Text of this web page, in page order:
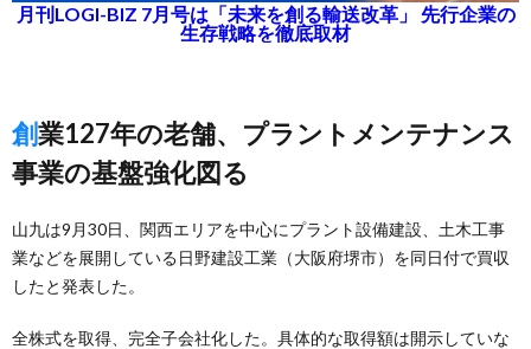
月刊LOGI-BIZ 7月号は「未来を創る輸送改革」 先行企業の
生存戦略を徹底取材
創業127年の老舗、プラントメンテナンス
事業の基盤強化図る
山九は9月30日、関西エリアを中心にプラント設備建設、土木工事
業などを展開している日野建設工業（大阪府堺市）を同日付で買収
したと発表した。
全株式を取得、完全子会社化した。具体的な取得額は開示していな